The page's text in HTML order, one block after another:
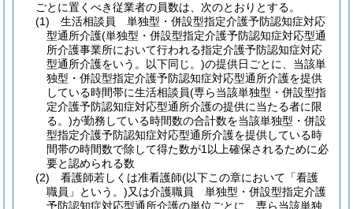
ごとに置くべき従業者の員数は、次のとおりとする。
(1)
生活相談員 単独型・併設型指定介護予防認知症対応
型通所介護(単独型・併設型指定介護予防認知症対応型通
所介護事業所において行われる指定介護予防認知症対応
型通所介護をいう。以下同じ。)の提供日ごとに、当該単
独型・併設型指定介護予防認知症対応型通所介護を提供
している時間帯に生活相談員(専ら当該単独型・併設型指
定介護予防認知症対応型通所介護の提供に当たる者に限
る。)が勤務している時間数の合計数を当該単独型・併設
型指定介護予防認知症対応型通所介護を提供している時
間帯の時間数で除して得た数が1以上確保されるために必
要と認められる数
(2)
看護師若しくは准看護師(以下この章において「看護
職員」という。)又は介護職員 単独型・併設型指定介護
予防認知症対応型通所介護の単位ごとに、専ら当該単独